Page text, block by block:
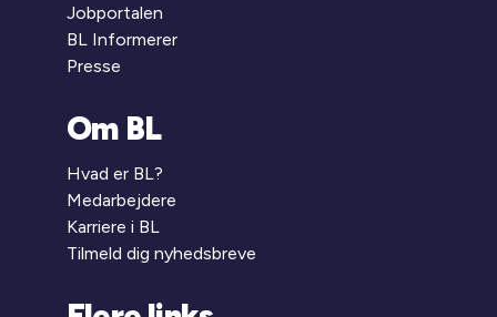
Jobportalen
BL Informerer
Presse
Om BL
Hvad er BL?
Medarbejdere
Karriere i BL
Tilmeld dig nyhedsbreve